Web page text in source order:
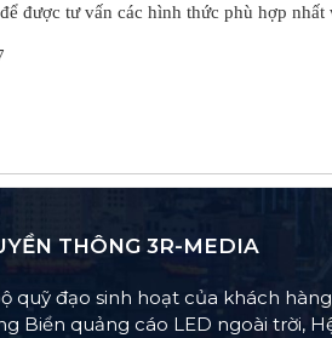
được tư vấn các hình thức phù hợp nhất
THÔNG 3R-MEDIA
quỹ đạo sinh hoạt của khách
Biển quảng cáo LED ngoài trời,